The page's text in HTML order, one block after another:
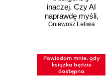
inaczej. Czy AI
naprawdę myśli,
czy tylko
Gniewosz Leliwa
Powiadom mnie, gdy
książka będzie
dostępna